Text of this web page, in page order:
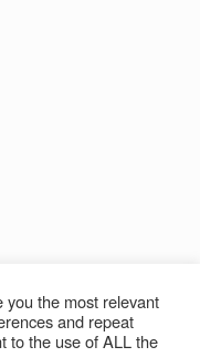
you the most relevant
and repeat
to the use of ALL the